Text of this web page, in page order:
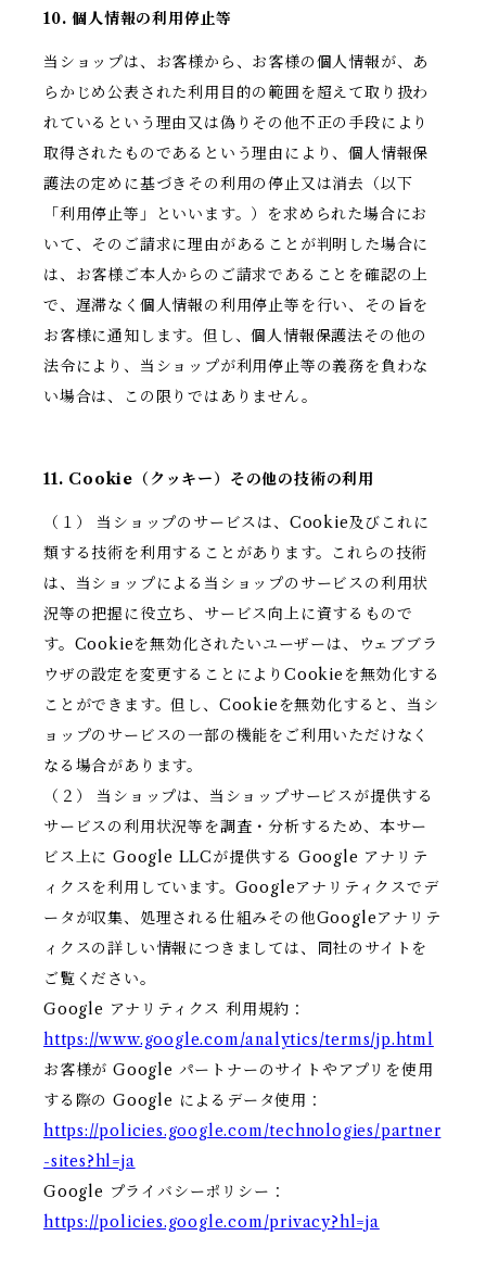
10. 個人情報の利用停止等
当ショップは、お客様から、お客様の個人情報が、あ
らかじめ公表された利用目的の範囲を超えて取り扱わ
れているという理由又は偽りその他不正の手段により
取得されたものであるという理由により、個人情報保
護法の定めに基づきその利用の停止又は消去（以下
「利用停止等」といいます。）を求められた場合にお
いて、そのご請求に理由があることが判明した場合に
は、お客様ご本人からのご請求であることを確認の上
で、遅滞なく個人情報の利用停止等を行い、その旨を
お客様に通知します。但し、個人情報保護法その他の
法令により、当ショップが利用停止等の義務を負わな
い場合は、この限りではありません。
11. Cookie（クッキー）その他の技術の利用
（１） 当ショップのサービスは、Cookie及びこれに
類する技術を利用することがあります。これらの技術
は、当ショップによる当ショップのサービスの利用状
況等の把握に役立ち、サービス向上に資するもので
す。Cookieを無効化されたいユーザーは、ウェブブラ
ウザの設定を変更することによりCookieを無効化する
ことができます。但し、Cookieを無効化すると、当シ
ョップのサービスの一部の機能をご利用いただけなく
なる場合があります。
（２） 当ショップは、当ショップサービスが提供する
サービスの利用状況等を調査・分析するため、本サー
ビス上に Google LLCが提供する Google アナリテ
ィクスを利用しています。Googleアナリティクスでデ
ータが収集、処理される仕組みその他Googleアナリテ
ィクスの詳しい情報につきましては、同社のサイトを
ご覧ください。
Google アナリティクス 利用規約：
https://www.google.com/analytics/terms/jp.html
お客様が Google パートナーのサイトやアプリを使用
する際の Google によるデータ使用：
https://policies.google.com/technologies/partner
-sites?hl=ja
Google プライバシーポリシー：
https://policies.google.com/privacy?hl=ja